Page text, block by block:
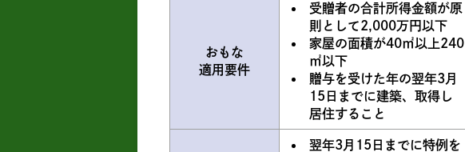
おもな
適用要件
受贈者の合計所得金額が原
則として2,000万円以下
家屋の面積が40㎡以上240
㎡以下
贈与を受けた年の翌年3月
15日までに建築、取得し
居住すること
翌年3月15日までに特例を